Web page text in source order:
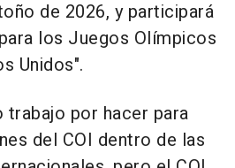
de 2026, y participará
los Juegos Olímpicos
Unidos".
trabajo por hacer para
del COI dentro de las